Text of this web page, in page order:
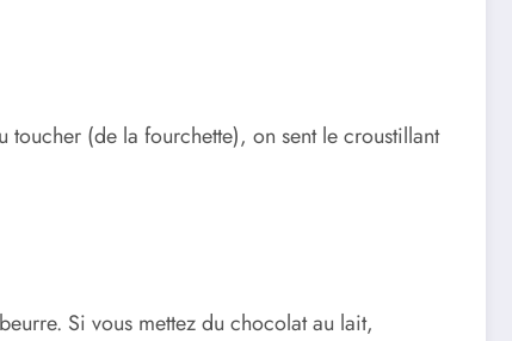
(de la fourchette), on sent le croustillant
Si vous mettez du chocolat au lait,